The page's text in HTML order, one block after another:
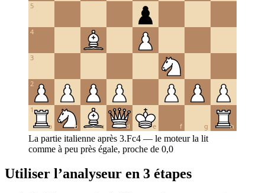
a b c d e f g h
1
2
3
4
5
La partie italienne après 3.Fc4 — le moteur la lit
comme à peu près égale, proche de 0,0
Utiliser l’analyseur en 3 étapes